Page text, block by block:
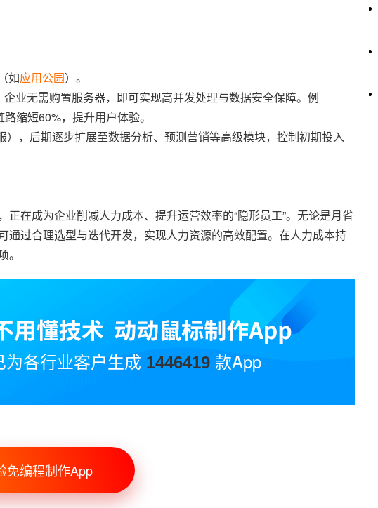
如应用公园）。
业无需购置服务器，即可实现高并发处理与数据安全保障。例
缩短60%，提升用户体验。
，后期逐步扩展至数据分析、预测营销等高级模块，控制初期投入
在成为企业削减人力成本、提升运营效率的“隐形员工”。无论是月省
过合理选型与迭代开发，实现人力资源的高效配置。在人力成本持
为各行业客户生成 1446419 款App
免编程制作App